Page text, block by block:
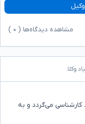
مشاهده دیدگاه‌ها ( ۰
وکلا
کارشناسی می‌گردد و به